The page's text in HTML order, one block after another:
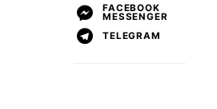
FACEBOOK
MESSENGER
TELEGRAM